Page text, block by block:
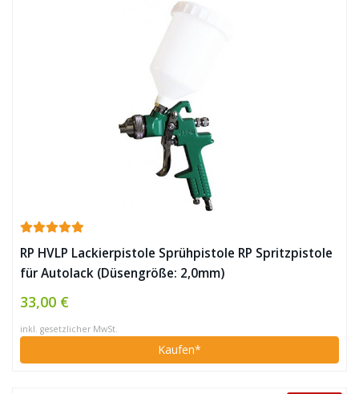
RP HVLP Lackierpistole Sprühpistole RP Spritzpistole
für Autolack (Düsengröße: 2,0mm)
33,00 €
inkl. gesetzlicher MwSt.
Kaufen*